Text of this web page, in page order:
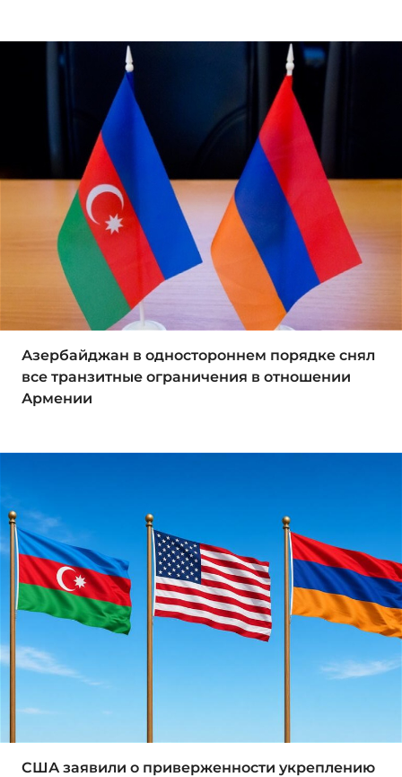
Азербайджан в одностороннем порядке снял
все транзитные ограничения в отношении
Армении
США заявили о приверженности укреплению